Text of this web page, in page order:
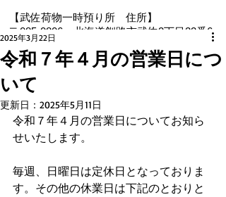
【武佐荷物一時預り所 住所】
〒085-0806 北海道釧路市武佐2丁目22番6
【メール】 eigan@ab.auone-net.jp
【営業時間】 ９：００～１８：００
【定休日】 日曜､祝日
【インボイス登録番号】T1810632866930
【氏名又は名称】早坂昭平
メールお問い合わせはコチラから ☚
令和７年４月の営業日につ
いて
2025年3月22日
更新日： 2025年5月11日
令和７年４月の営業日についてお知ら
せいたします。
毎週、日曜日は定休日となっておりま
す。その他の休業日は下記のとおりと